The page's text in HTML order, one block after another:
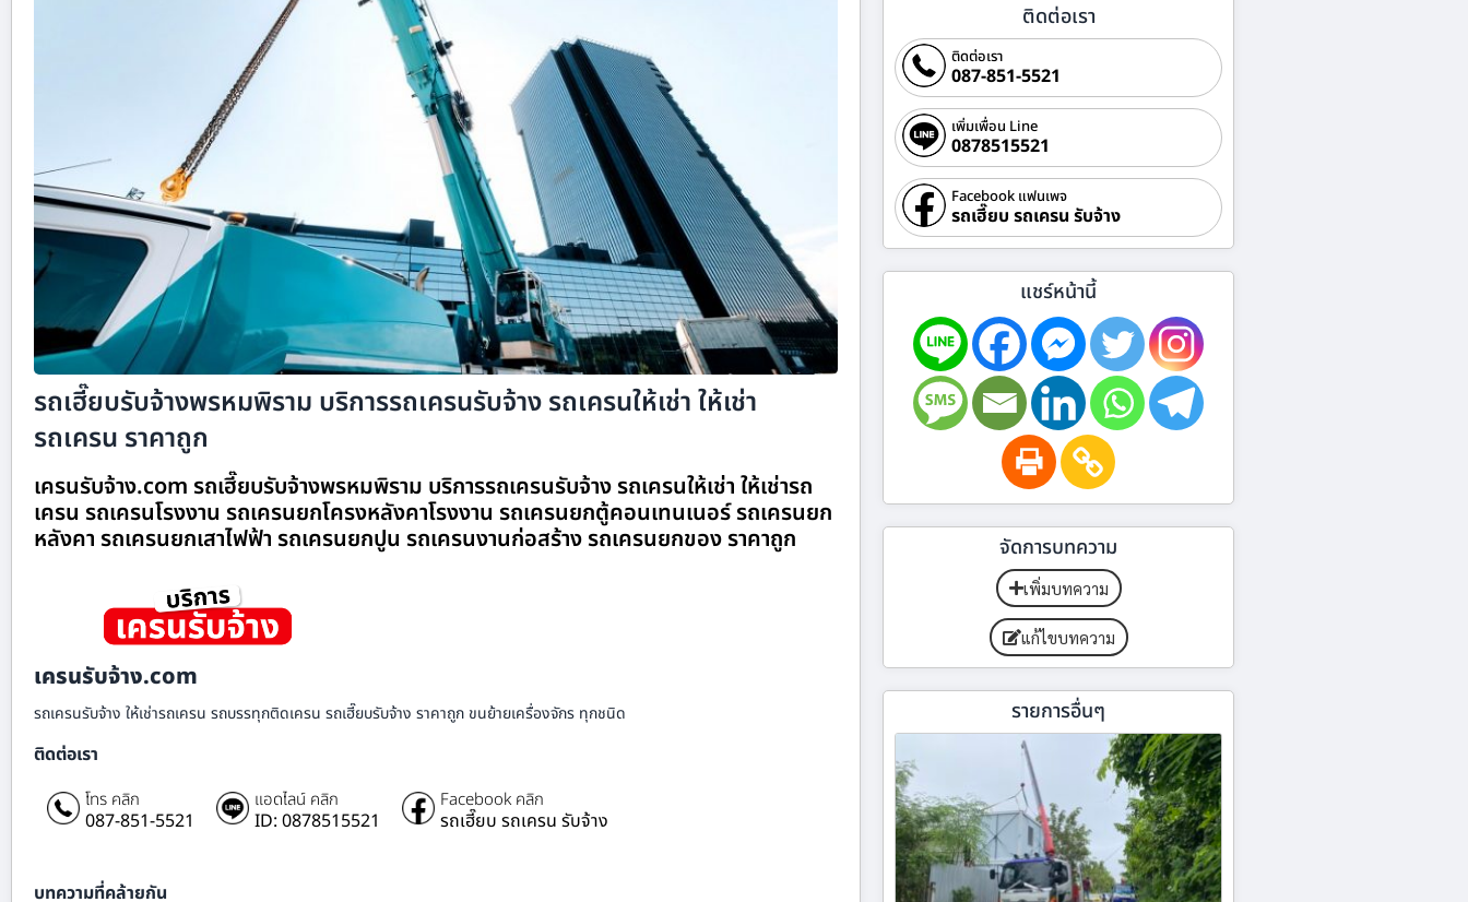
รถเฮี๊ยบรับจ้างพรหมพิราม บริการรถเครนรับจ้าง รถเครนให้เช่า ให้เช่า
รถเครน ราคาถูก
เครนรับจ้าง.com รถเฮี๊ยบรับจ้างพรหมพิราม บริการรถเครนรับจ้าง รถเครนให้เช่า ให้เช่ารถ
เครน รถเครนโรงงาน รถเครนยกโครงหลังคาโรงงาน รถเครนยกตู้คอนเทนเนอร์ รถเครนยก
หลังคา รถเครนยกเสาไฟฟ้า รถเครนยกปูน รถเครนงานก่อสร้าง รถเครนยกของ ราคาถูก
เครนรับจ้าง.com
รถเครนรับจ้าง ให้เช่ารถเครน รถบรรทุกติดเครน รถเฮี๊ยบรับจ้าง ราคาถูก ขนย้ายเครื่องจักร ทุกชนิด
ติดต่อเรา
โทร คลิก
087-851-5521
แอดไลน์ คลิก
ID: 0878515521
Facebook คลิก
รถเฮี๊ยบ รถเครน รับจ้าง
บทความที่คล้ายกัน
ติดต่อเรา
ติดต่อเรา
087-851-5521
เพิ่มเพื่อน Line
0878515521
Facebook แฟนเพจ
รถเฮี๊ยบ รถเครน รับจ้าง
แชร์หน้านี้
จัดการบทความ
เพิ่มบทความ
แก้ไขบทความ
รายการอื่นๆ